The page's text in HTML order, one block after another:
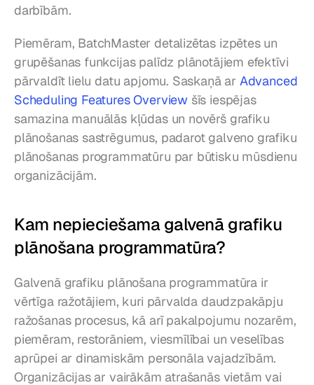
darbībām.
Piemēram, BatchMaster detalizētas izpētes un
grupēšanas funkcijas palīdz plānotājiem efektīvi
pārvaldīt lielu datu apjomu. Saskaņā ar Advanced
Scheduling Features Overview šīs iespējas
samazina manuālās kļūdas un novērš grafiku
plānošanas sastrēgumus, padarot galveno grafiku
plānošanas programmatūru par būtisku mūsdienu
organizācijām.
Kam nepieciešama galvenā grafiku
plānošana programmatūra?
Galvenā grafiku plānošana programmatūra ir
vērtīga ražotājiem, kuri pārvalda daudzpakāpju
ražošanas procesus, kā arī pakalpojumu nozarēm,
piemēram, restorāniem, viesmīlībai un veselības
aprūpei ar dinamiskām personāla vajadzībām.
Organizācijas ar vairākām atrašanās vietām vai